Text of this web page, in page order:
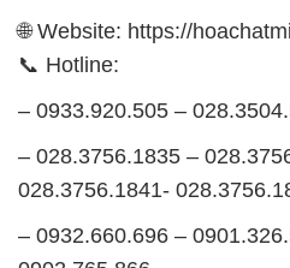
🌐 Website: https://
📞 Hotline:
– 0933.920.505 –
– 028.3756.1835 –
028.3756.1841-
– 0932.660.696 –